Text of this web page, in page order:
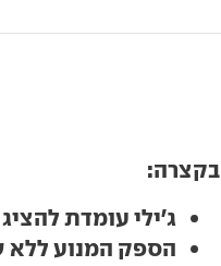
בקצרה:
ג'ילי עומדת להציג EX5 עם סוללה גדולה יותר
הספק המנוע ללא